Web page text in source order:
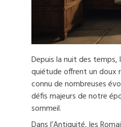
Depuis la nuit des temps,
quiétude offrent un doux
connu de nombreuses
défis majeurs de notre
sommeil.